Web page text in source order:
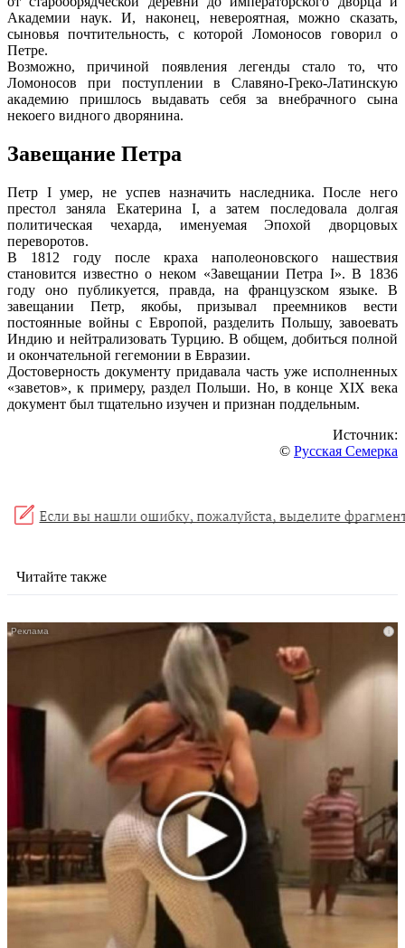
Академии наук. И, наконец, невероятная, можно сказать,
сыновья почтительность, с которой Ломоносов говорил о
Петре.
Возможно, причиной появления легенды стало то, что
Ломоносов при поступлении в Славяно-Греко-Латинскую
академию пришлось выдавать себя за внебрачного сына
некоего видного дворянина.
Завещание Петра
Петр I умер, не успев назначить наследника. После него
престол заняла Екатерина I, а затем последовала долгая
политическая чехарда, именуемая Эпохой дворцовых
переворотов.
В 1812 году после краха наполеоновского нашествия
становится известно о неком «Завещании Петра I». В 1836
году оно публикуется, правда, на французском языке. В
завещании Петр, якобы, призывал преемников вести
постоянные войны с Европой, разделить Польшу, завоевать
Индию и нейтрализовать Турцию. В общем, добиться полной
и окончательной гегемонии в Евразии.
Достоверность документу придавала часть уже исполненных
«заветов», к примеру, раздел Польши. Но, в конце XIX века
документ был тщательно изучен и признан поддельным.
Источник:
© Русская Семерка
Читайте также
i